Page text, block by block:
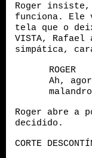
Roger insiste,
funciona. Ele
tela que o
VISTA,
simpática,
ROGER
Ah,
Roger abre a
decidido.
CORTE